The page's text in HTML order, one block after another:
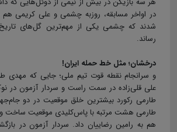
در اواخر مسابقه، روزبه چشمی و علی کریمی
شدند که چشمی یکی از مهم‌ترین گل‌های تاریخ
رساند.
درخشان؛ مثل خط حمله ایران!
و سرانجام نقطه قوت تیم ملی؛ جایی که
علی قلی‌زاده در سمت راست و سردار آزمون در
طارمی رکورد بیشترین خلق موقعیت در دو
طارمی هشت مرتبه با پاس‌کلیدی موقعیت ساخت و
هم به رامین رضاییان داد. سردار آزمون در